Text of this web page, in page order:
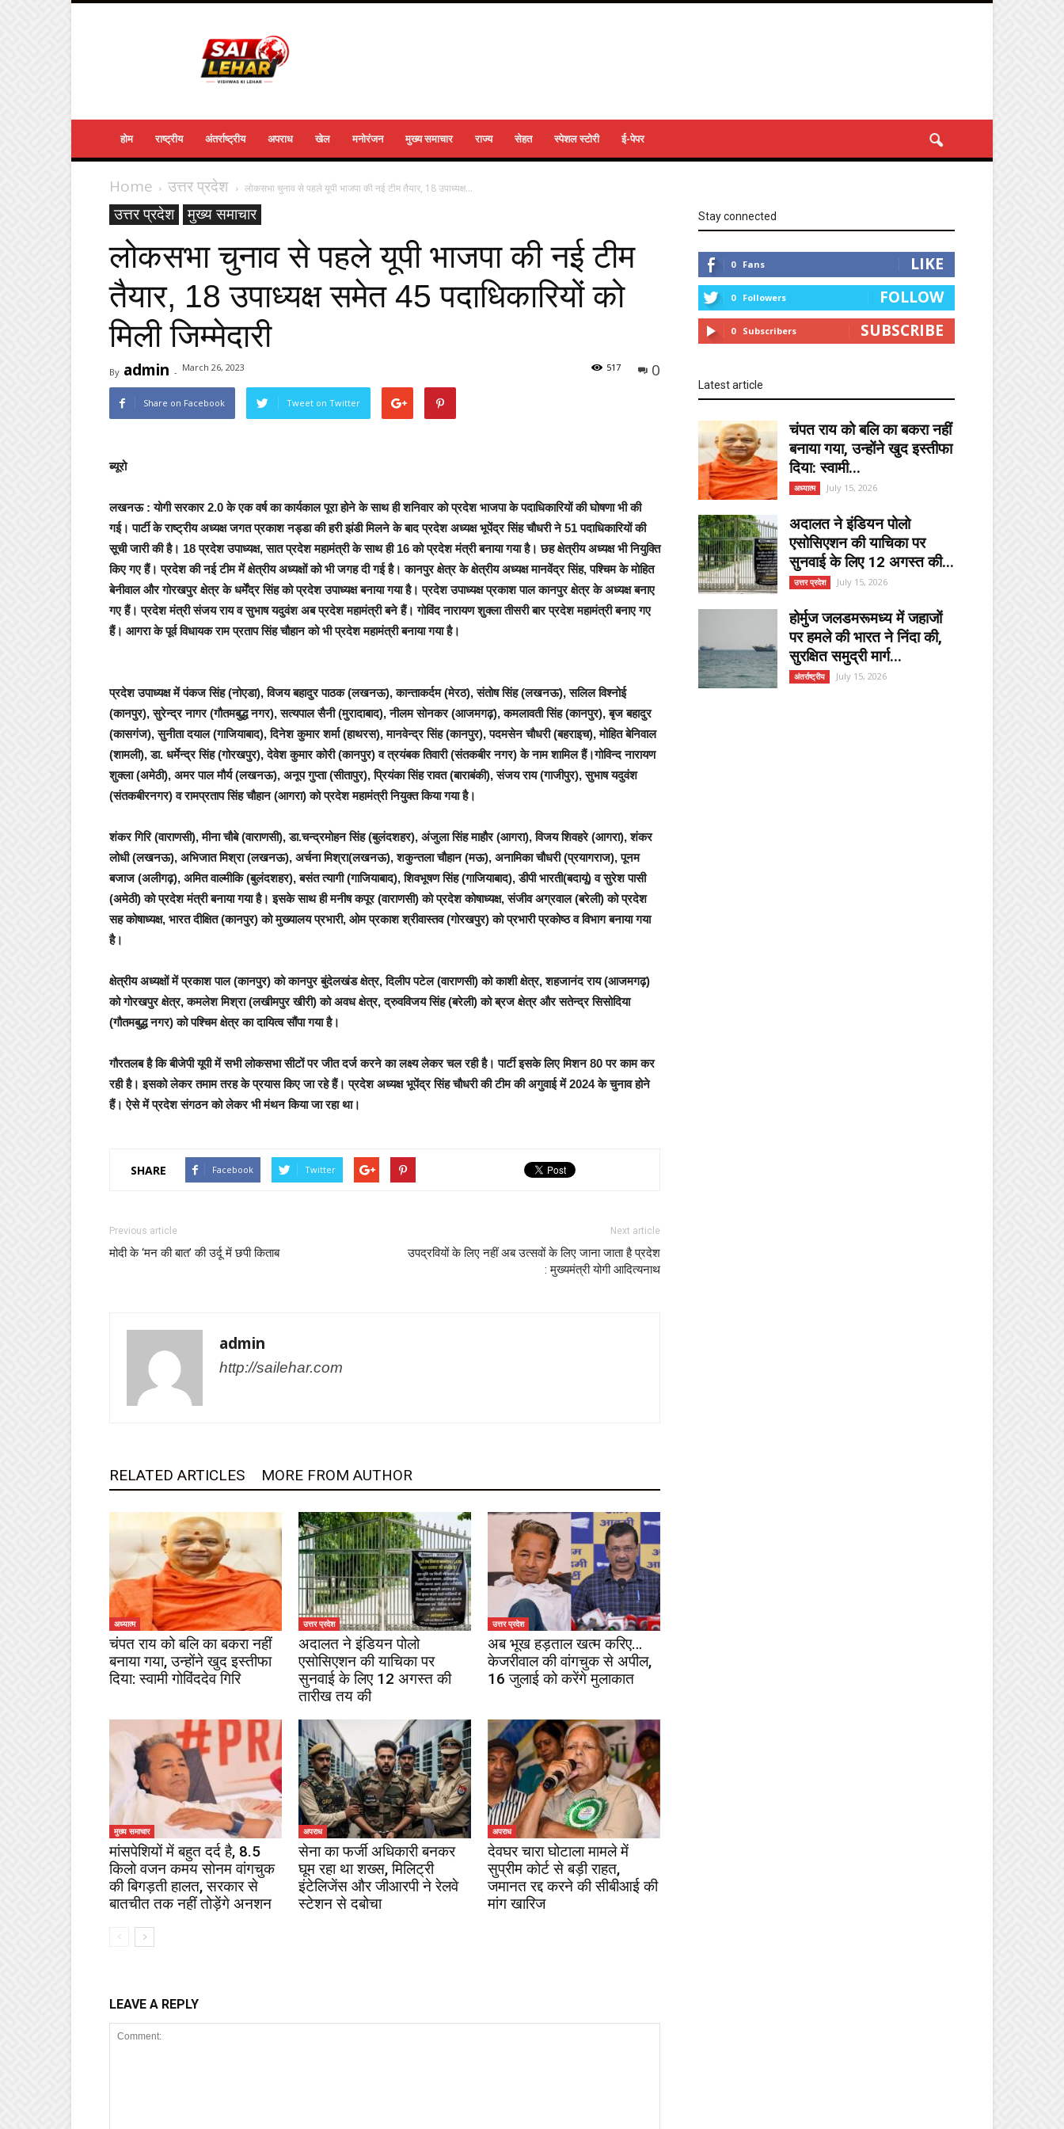
होम राष्ट्रीय अंतर्राष्ट्रीय अपराध खेल मनोरंजन मुख्य समाचार राज्य सेहत स्पेशल स्टोरी ई-पेपर
Home उत्तर प्रदेश लोकसभा चुनाव से पहले यूपी भाजपा की नई टीम तैयार, 18 उपाध्यक्ष...
उत्तर प्रदेश मुख्य समाचार
लोकसभा चुनाव से पहले यूपी भाजपा की नई टीम
तैयार, 18 उपाध्यक्ष समेत 45 पदाधिकारियों को
मिली जिम्मेदारी
By admin - March 26, 2023 0
517
Share on Facebook Tweet on Twitter
ब्यूरो
लखनऊ :योगी सरकार 2.0 के एक वर्ष का कार्यकाल पूरा होने के साथ ही शनिवार को प्रदेश भाजपा के पदाधिकारियों की घोषणा भी की
गई। पार्टी के राष्ट्रीय अध्यक्ष जगत प्रकाश नड्डा की हरी झंडी मिलने के बाद प्रदेश अध्यक्ष भूपेंद्र सिंह चौधरी ने 51 पदाधिकारियों की
सूची जारी की है। 18 प्रदेश उपाध्यक्ष, सात प्रदेश महामंत्री के साथ ही 16 को प्रदेश मंत्री बनाया गया है। छह क्षेत्रीय अध्यक्ष भी नियुक्ति
किए गए हैं। प्रदेश की नई टीम में क्षेत्रीय अध्यक्षों को भी जगह दी गई है। कानपुर क्षेत्र के क्षेत्रीय अध्यक्ष मानवेंद्र सिंह, पश्चिम के मोहित
बेनीवाल और गोरखपुर क्षेत्र के धर्मेंद्र सिंह को प्रदेश उपाध्यक्ष बनाया गया है। प्रदेश उपाध्यक्ष प्रकाश पाल कानपुर क्षेत्र के अध्यक्ष बनाए
गए हैं। प्रदेश मंत्री संजय राय व सुभाष यदुवंश अब प्रदेश महामंत्री बने हैं। गोविंद नारायण शुक्ला तीसरी बार प्रदेश महामंत्री बनाए गए
हैं। आगरा के पूर्व विधायक राम प्रताप सिंह चौहान को भी प्रदेश महामंत्री बनाया गया है।
प्रदेश उपाध्यक्ष में पंकज सिंह (नोएडा), विजय बहादुर पाठक (लखनऊ), कान्ताकर्दम (मेरठ), संतोष सिंह (लखनऊ), सलिल विश्नोई
(कानपुर), सुरेन्द्र नागर (गौतमबुद्ध नगर), सत्यपाल सैनी (मुरादाबाद), नीलम सोनकर (आजमगढ़), कमलावती सिंह (कानपुर), बृज बहादुर
(कासगंज), सुनीता दयाल (गाजियाबाद), दिनेश कुमार शर्मा (हाथरस), मानवेन्द्र सिंह (कानपुर), पदमसेन चौधरी (बहराइच), मोहित बेनिवाल
(शामली), डा. धर्मेन्द्र सिंह (गोरखपुर), देवेश कुमार कोरी (कानपुर) व त्रयंबक तिवारी (संतकबीर नगर) के नाम शामिल हैं।गोविन्द नारायण
शुक्ला (अमेठी), अमर पाल मौर्य (लखनऊ), अनूप गुप्ता (सीतापुर), प्रियंका सिंह रावत (बाराबंकी), संजय राय (गाजीपुर), सुभाष यदुवंश
(संतकबीरनगर) व रामप्रताप सिंह चौहान (आगरा) को प्रदेश महामंत्री नियुक्त किया गया है।
शंकर गिरि (वाराणसी), मीना चौबे (वाराणसी), डा.चन्द्रमोहन सिंह (बुलंदशहर), अंजुला सिंह माहौर (आगरा), विजय शिवहरे (आगरा), शंकर
लोधी (लखनऊ), अभिजात मिश्रा (लखनऊ), अर्चना मिश्रा(लखनऊ), शकुन्तला चौहान (मऊ), अनामिका चौधरी (प्रयागराज), पूनम
बजाज (अलीगढ़), अमित वाल्मीकि (बुलंदशहर), बसंत त्यागी (गाजियाबाद), शिवभूषण सिंह (गाजियाबाद), डीपी भारती(बदायूं) व सुरेश पासी
(अमेठी) को प्रदेश मंत्री बनाया गया है। इसके साथ ही मनीष कपूर (वाराणसी) को प्रदेश कोषाध्यक्ष, संजीव अग्रवाल (बरेली) को प्रदेश
सह कोषाध्यक्ष, भारत दीक्षित (कानपुर) को मुख्यालय प्रभारी, ओम प्रकाश श्रीवास्तव (गोरखपुर) को प्रभारी प्रकोष्ठ व विभाग बनाया गया
है।
क्षेत्रीय अध्यक्षों में प्रकाश पाल (कानपुर) को कानपुर बुंदेलखंड क्षेत्र, दिलीप पटेल (वाराणसी) को काशी क्षेत्र, शहजानंद राय (आजमगढ़)
को गोरखपुर क्षेत्र, कमलेश मिश्रा (लखीमपुर खीरी) को अवध क्षेत्र, द्रुवविजय सिंह (बरेली) को ब्रज क्षेत्र और सतेन्द्र सिसोदिया
(गौतमबुद्ध नगर) को पश्चिम क्षेत्र का दायित्व सौंपा गया है।
गौरतलब है कि बीजेपी यूपी में सभी लोकसभा सीटों पर जीत दर्ज करने का लक्ष्य लेकर चल रही है। पार्टी इसके लिए मिशन 80 पर काम कर
रही है। इसको लेकर तमाम तरह के प्रयास किए जा रहे हैं। प्रदेश अध्यक्ष भूपेंद्र सिंह चौधरी की टीम की अगुवाई में 2024 के चुनाव होने
हैं। ऐसे में प्रदेश संगठन को लेकर भी मंथन किया जा रहा था।
SHARE Facebook Twitter
Previous article
मोदी के ‘मन की बात’ की उर्दू में छपी किताब
Next article
उपद्रवियों के लिए नहीं अब उत्सवों के लिए जाना जाता है प्रदेश
: मुख्यमंत्री योगी आदित्यनाथ
admin
http://sailehar.com
RELATED ARTICLES MORE FROM AUTHOR
अध्यात्म
चंपत राय को बलि का बकरा नहीं
बनाया गया, उन्होंने खुद इस्तीफा
दिया: स्वामी गोविंददेव गिरि
उत्तर प्रदेश
अदालत ने इंडियन पोलो
एसोसिएशन की याचिका पर
सुनवाई के लिए 12 अगस्त की
तारीख तय की
उत्तर प्रदेश
अब भूख हड़ताल खत्म करिए…
केजरीवाल की वांगचुक से अपील,
16 जुलाई को करेंगे मुलाकात
मुख्य समाचार
मांसपेशियों में बहुत दर्द है, 8.5
किलो वजन कमय सोनम वांगचुक
की बिगड़ती हालत, सरकार से
बातचीत तक नहीं तोड़ेंगे अनशन
अपराध
सेना का फर्जी अधिकारी बनकर
घूम रहा था शख्स, मिलिट्री
इंटेलिजेंस और जीआरपी ने रेलवे
स्टेशन से दबोचा
अपराध
देवघर चारा घोटाला मामले में
सुप्रीम कोर्ट से बड़ी राहत,
जमानत रद्द करने की सीबीआई की
मांग खारिज
LEAVE A REPLY
Stay connected
0 Fans LIKE
0 Followers FOLLOW
0 Subscribers SUBSCRIBE
Latest article
चंपत राय को बलि का बकरा नहीं
बनाया गया, उन्होंने खुद इस्तीफा
दिया: स्वामी...
अध्यात्म July 15, 2026
अदालत ने इंडियन पोलो
एसोसिएशन की याचिका पर
सुनवाई के लिए 12 अगस्त की...
उत्तर प्रदेश July 15, 2026
होर्मुज जलडमरूमध्य में जहाजों
पर हमले की भारत ने निंदा की,
सुरक्षित समुद्री मार्ग...
अंतर्राष्ट्रीय July 15, 2026